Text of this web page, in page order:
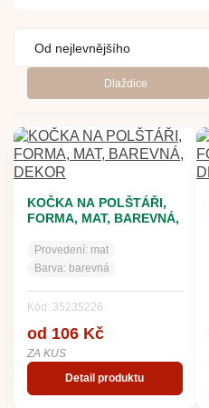
Dlaždice
KOČKA NA POLŠTÁŘI,
FORMA, MAT, BAREVNÁ,
Provedení: mat
Barva: barevná
Kód: 35235226
od 106 Kč
ZA KUS
Detail produktu